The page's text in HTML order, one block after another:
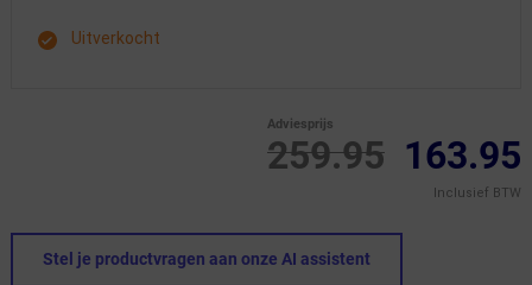
Uitverkocht
259.95
Adviesprijs
163.95
Inclusief BTW
Stel je productvragen aan onze AI assistent